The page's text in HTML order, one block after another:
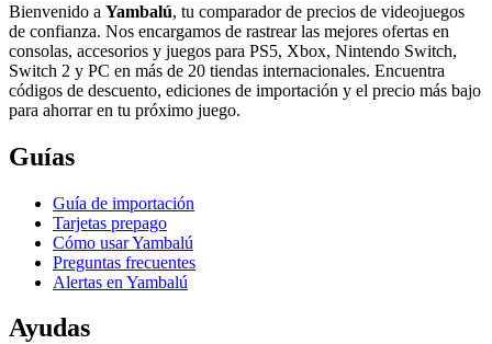
Bienvenido a Yambalú, tu comparador de precios de videojuegos
de confianza. Nos encargamos de rastrear las mejores ofertas en
consolas, accesorios y juegos para PS5, Xbox, Nintendo Switch,
Switch 2 y PC en más de 20 tiendas internacionales. Encuentra
códigos de descuento, ediciones de importación y el precio más bajo
para ahorrar en tu próximo juego.
Guías
Guía de importación
Tarjetas prepago
Cómo usar Yambalú
Preguntas frecuentes
Alertas en Yambalú
Ayudas